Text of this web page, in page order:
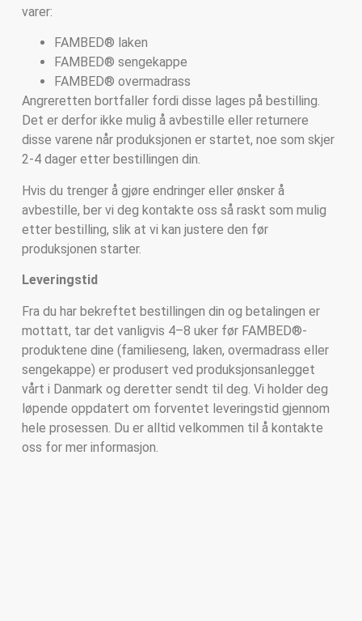
varer:
FAMBED® laken
FAMBED® sengekappe
FAMBED® overmadrass
Angreretten bortfaller fordi disse lages på bestilling.
Det er derfor ikke mulig å avbestille eller returnere
disse varene når produksjonen er startet, noe som skjer
2-4 dager etter bestillingen din.
Hvis du trenger å gjøre endringer eller ønsker å
avbestille, ber vi deg kontakte oss så raskt som mulig
etter bestilling, slik at vi kan justere den før
produksjonen starter.
Leveringstid
Fra du har bekreftet bestillingen din og betalingen er
mottatt, tar det vanligvis 4–8 uker før FAMBED®-
produktene dine (familieseng, laken, overmadrass eller
sengekappe) er produsert ved produksjonsanlegget
vårt i Danmark og deretter sendt til deg. Vi holder deg
løpende oppdatert om forventet leveringstid gjennom
hele prosessen. Du er alltid velkommen til å kontakte
oss for mer informasjon.